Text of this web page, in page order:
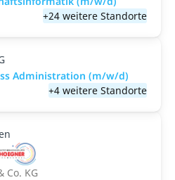
+24 weitere Standorte
Administration (m/w/d)
+4 weitere Standorte
Co. KG